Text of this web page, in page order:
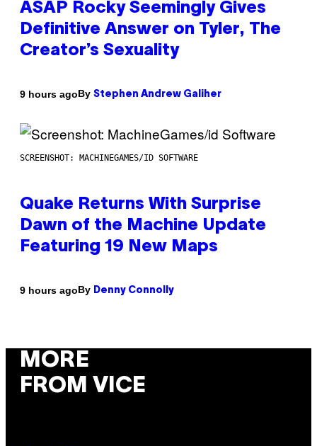
ASAP Rocky Seemingly Gives
Definitive Answer on Tyler, The
Creator’s Sexuality
9 hours agoBy Stephen Andrew Galiher
SCREENSHOT: MACHINEGAMES/ID SOFTWARE
Quake Returns With Surprise
Dawn of the Machine Update
Featuring 19 New Maps
9 hours agoBy Denny Connolly
MORE
FROM VICE